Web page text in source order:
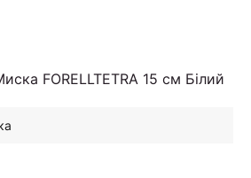
FORELLTETRA 15 см Білий